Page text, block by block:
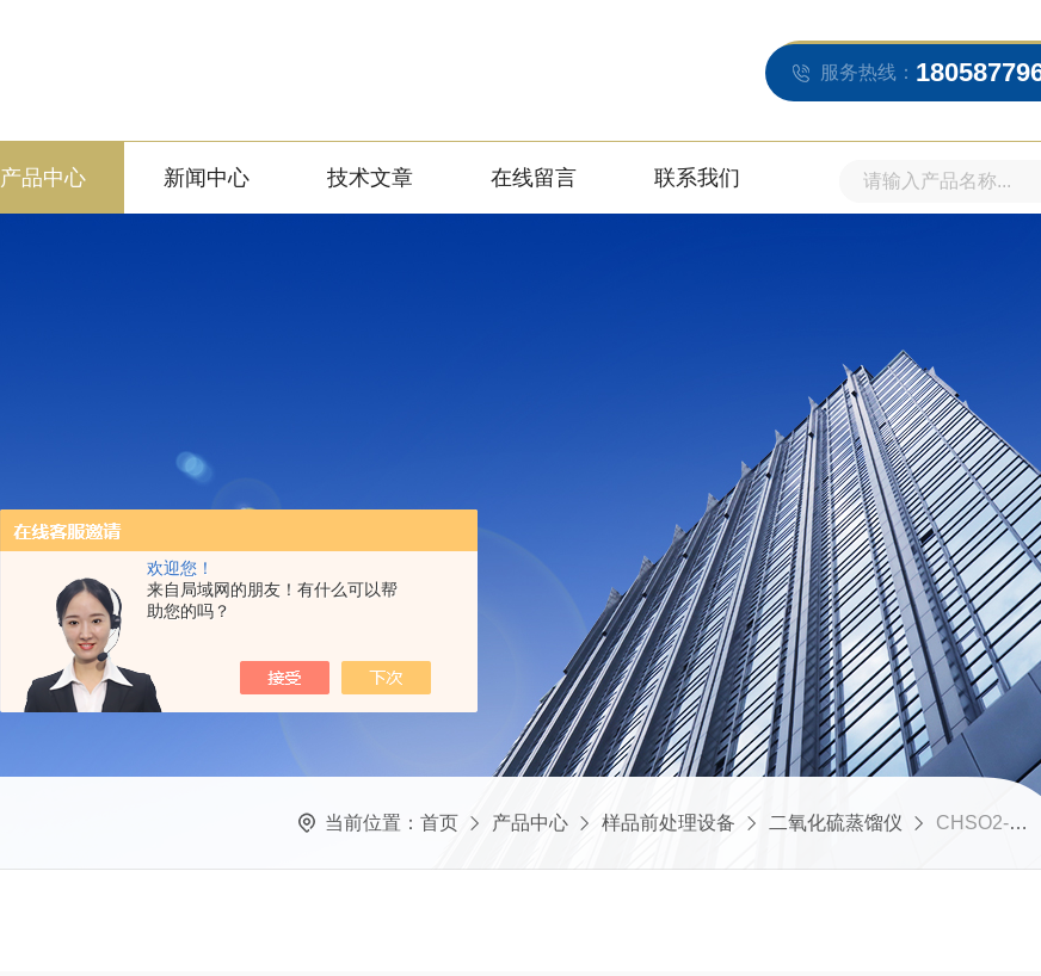
欢迎您！
来自局域网的朋友！有什么可以帮
助您的吗？
服务热线：
产品中心 新闻中心 技术文章 在线留言 联系我们
当前位置： 首页 产品中心 样品前处理设备 二氧化硫蒸馏仪 CHSO2-6药企用二氧化硫残留量蒸馏测定仪国标法